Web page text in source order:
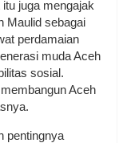
juga mengajak
Maulid sebagai
perdamaian
muda Aceh
sosial.
Aceh
pentingnya